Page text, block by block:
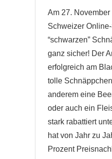
Am 27.
Schweizer
“schwarzen”
ganz sicher! Der
erfolgreich am
tolle
anderem eine
oder auch ein
stark rabattiert
hat von Jahr zu
Prozent